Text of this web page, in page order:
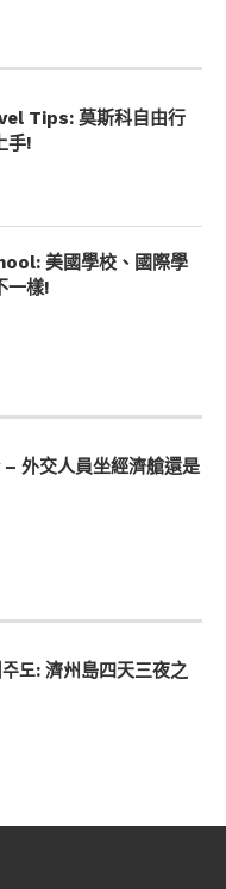
Tips: 莫斯科自由行
手!
美國學校、國際學
一樣!
外交人員坐經濟艙還是
도: 濟州島四天三夜之